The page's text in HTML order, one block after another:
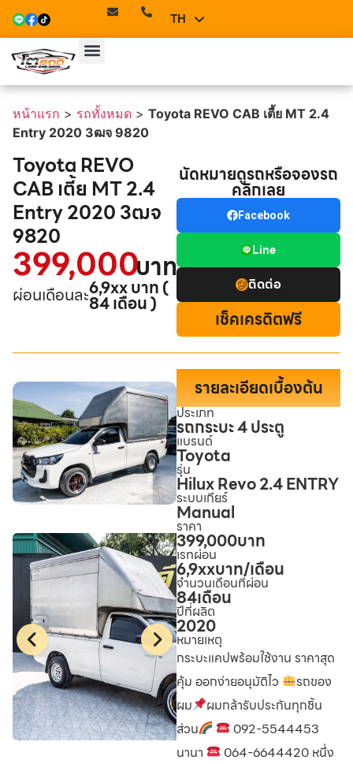
TH
EN
หน้าแรก > รถทั้งหมด > Toyota REVO CAB เตี้ย MT 2.4
Entry 2020 3ฒจ 9820
Toyota REVO
CAB เตี้ย MT 2.4
Entry 2020 3ฒจ
9820
399,000บาท
ผ่อนเดือนละ6,9xx บาท (
84 เดือน )
นัดหมายดูรถหรือจองรถ
คลิกเลย
Facebook
Line
ติดต่อ
เช็คเครดิตฟรี
รายละเอียดเบื้องต้น
ประเภท
รถกระบะ 4 ประตู
แบรนด์
Toyota
รุ่น
Hilux Revo 2.4 ENTRY
ระบบเกียร์
Manual
ราคา
399,000บาท
เรทผ่อน
6,9xxบาท/เดือน
จำนวนเดือนที่ผ่อน
84เดือน
ปีที่ผลิต
2020
หมายเหตุ
กระบะแคปพร้อมใช้งาน ราคาสุด
คุ้ม ออกง่ายอนุมัติไว
รถของ
ผม
ผมกล้ารับประกันทุกชิ้น
ส่วน
092-5544453
นานา
064-6644420 หนึ่ง